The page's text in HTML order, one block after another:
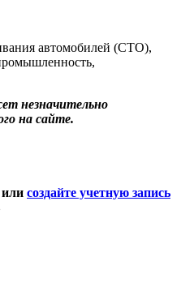
автомобилей (СТО),
незначительно
на сайте.
или создайте учетную запись